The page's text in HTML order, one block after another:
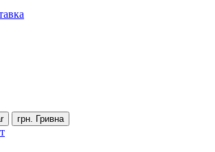
грн. Гривна